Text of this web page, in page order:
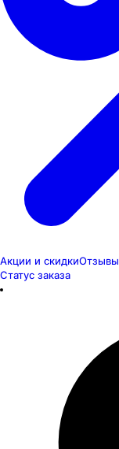
Акции и скидкиОтзывы
Статус заказа